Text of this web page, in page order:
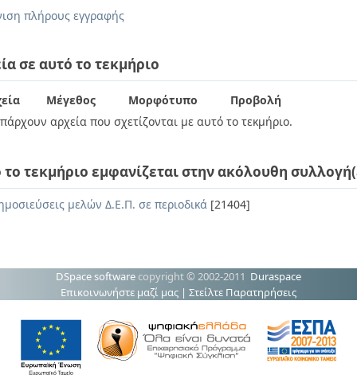
πλήρους εγγραφής
σε αυτό το τεκμήριο
Μέγεθος Μορφότυπο
Προβολή
αρχεία που σχετίζονται με αυτό το τεκμήριο.
το τεκμήριο εμφανίζεται στην ακόλουθη
μελών Δ.Ε.Π. σε περιοδικά [21404]
DSpace software copyright © 2002-2011 Duraspace
Επικοινωνήστε μαζί μας | Στείλτε Παρατηρήσεις